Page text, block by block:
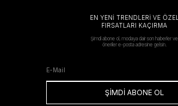
EN YENİ TRENDLERİ VE ÖZEL
FIRSATLARI KAÇIRMA
Şimdi abone ol, modaya dair son haberler ve
öneriler e-posta adresine gelsin.
ŞİMDİ ABONE OL